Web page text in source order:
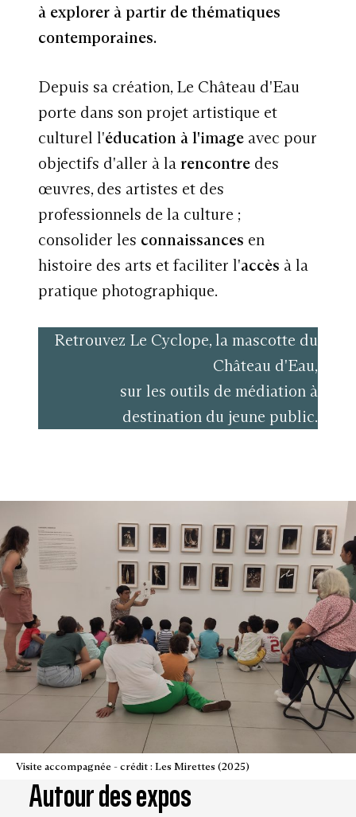
à explorer à partir de thématiques
contemporaines.
Depuis sa création, Le Château d'Eau
porte dans son projet artistique et
culturel l'éducation à l'image avec pour
objectifs d'aller à larencontre des
œuvres, des artistes et des
professionnels de la culture ;
consolider les connaissances en
histoire des arts et faciliter l'accès à la
pratique photographique.
Retrouvez Le Cyclope, la mascotte du
Château d'Eau,
sur les outils de médiation à
destination du jeune public.
Visite accompagnée - crédit : Les Mirettes (2025)
Autour des expos